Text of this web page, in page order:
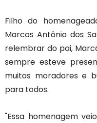
Filho do
Marcos Antônio dos
relembrar do pai,
sempre esteve
muitos moradores e
para todos.
"Essa homenagem